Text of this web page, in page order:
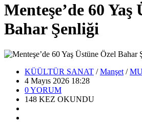
Menteşe’de 60 Yaş
Bahar Şenliği
KÜÜLTÜR SANAT /Manşet /
4 Mayıs 2026 18:28
0YORUM
148 KEZ OKUNDU